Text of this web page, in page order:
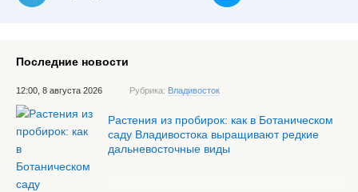
Последние новости
12:00, 8 августа 2026 Рубрика: Владивосток
Растения из пробирок: как в Ботаническом
саду Владивостока выращивают редкие
дальневосточные виды